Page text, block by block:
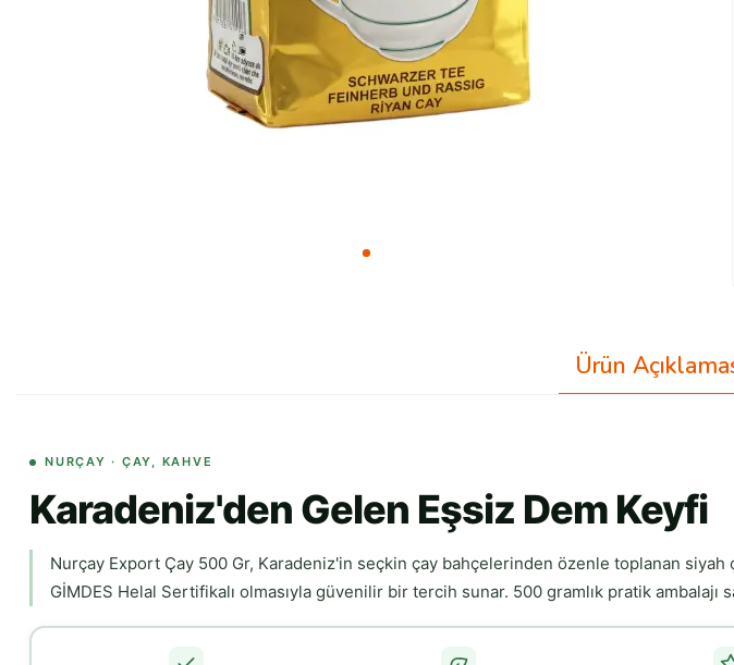
Ürün
NURÇAY · ÇAY, KAHVE
Karadeniz'den Gelen Eşsiz Dem Keyfi
Nurçay Export Çay 500 Gr, Karadeniz'in seçkin çay bahçelerinden özenle toplanan
GİMDES Helal Sertifikalı olmasıyla güvenilir bir tercih sunar. 500 gramlık pratik